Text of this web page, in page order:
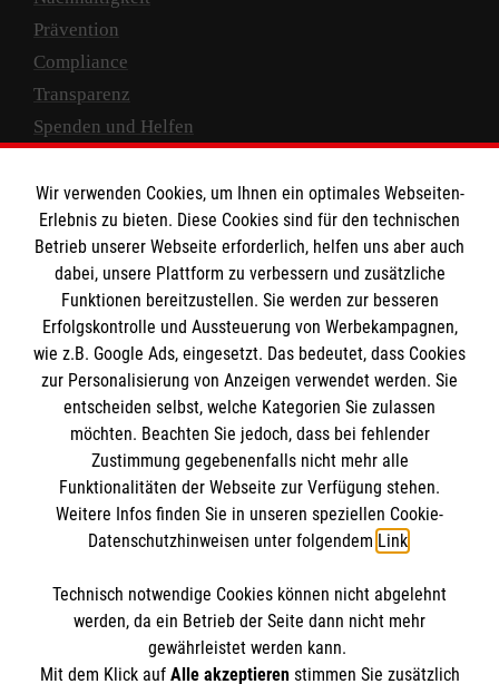
Prävention
Compliance
Transparenz
Spenden und Helfen
Empfänger: Malteser Hilfsdienst e.V.
IBAN: DE10 3706 0120 1201 2000 12
BIC: GENODED 1PA7
Newsletter abonnieren
Cookies verwalten|AGB|Impressum|Datenschutz
Barrierefreiheit |Kontakt| Sharepoint|Mediathek
Wir verwenden Cookies, um Ihnen ein optimales Webseiten-
Erlebnis zu bieten. Diese Cookies sind für den technischen
Betrieb unserer Webseite erforderlich, helfen uns aber auch
dabei, unsere Plattform zu verbessern und zusätzliche
Funktionen bereitzustellen. Sie werden zur besseren
Erfolgskontrolle und Aussteuerung von Werbekampagnen,
wie z.B. Google Ads, eingesetzt. Das bedeutet, dass Cookies
zur Personalisierung von Anzeigen verwendet werden. Sie
entscheiden selbst, welche Kategorien Sie zulassen
möchten. Beachten Sie jedoch, dass bei fehlender
Zustimmung gegebenenfalls nicht mehr alle
Funktionalitäten der Webseite zur Verfügung stehen.
Weitere Infos finden Sie in unseren speziellen Cookie-
Datenschutzhinweisen unter folgendem Link.
Technisch notwendige Cookies können nicht abgelehnt
werden, da ein Betrieb der Seite dann nicht mehr
gewährleistet werden kann.
Mit dem Klick auf Alle akzeptierenstimmen Sie zusätzlich